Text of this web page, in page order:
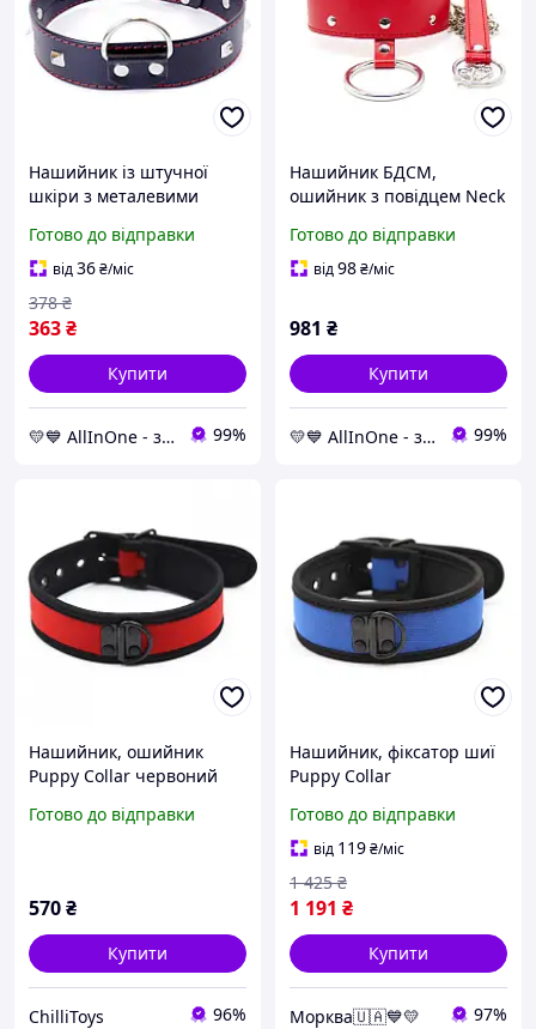
Нашийник із штучної
шкіри з металевими
Series - Collar with studs
Red Line, BS3300113
Готово до відправки
від36₴/міс
363₴
378 ₴
Купити
💛💙 AllInOne - знаходь все необхідне в одному магазині! 99%
Нашийник БДСМ,
ошийник з повідцем Neck
заклепки
Готово до відправки
від98₴/міс
981 ₴
Купити
💛💙 AllInOne - знаходь все необхідне в одному магазині! 99%
Нашийник, ошийник
Puppy Collar червоний
регульований
Готово до відправки
570₴
Купити
ChilliToys 96%
Нашийник, фіксатор шиї
Puppy Collar
Готово до відправки
від 119₴/міс
1 191 ₴
1 425 ₴
Купити
Морква🇺🇦💙💛 97%